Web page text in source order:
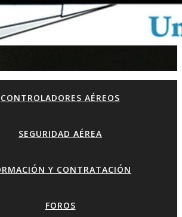
CONTROLADORES AÉREOS
SEGURIDAD AÉREA
Y CONTRATACIÓN
FOROS